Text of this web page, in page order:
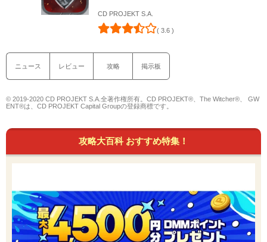
CD PROJEKT S.A.
( 3.6 )
ニュース レビュー 攻略 掲示板
© 2019-2020 CD PROJEKT S.A.全著作権所有。CD PROJEKT®、The Witcher®、 GW
ENT®は、CD PROJEKT Capital Groupの登録商標です。
攻略大百科 おすすめ特集！